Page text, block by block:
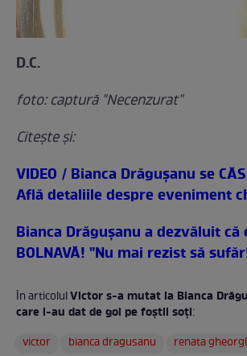
D.C.
foto: captură "Necenzurat"
Citeşte şi:
VIDEO / Bianca Drăguşanu se
Află detaliile despre eveniment
Bianca Drăguşanu a dezvăluit că
BOLNAVĂ! "Nu mai rezist să
În articolulVictor s-a mutat la Bianca
care i-au dat de gol pe foştii soţi:
victor
bianca dragusanu renata